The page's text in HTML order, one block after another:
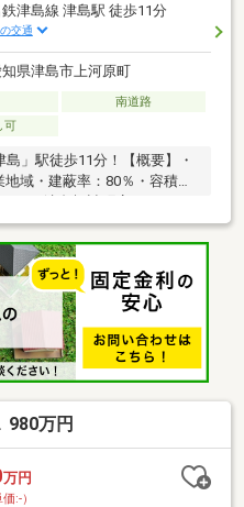
津島線 津島駅 徒歩11分
交通
県津島市上河原町
南道路
可
島」駅徒歩11分！【概要】・
域・建蔽率：80％・容積
ート津島橋詰町店ま
グスギヤマ津島北店ま
ル津島店まで・・・660ｍ
学はお気軽にお問い合わせく
古屋センター【０１２０－８
980万円
万円
:-）